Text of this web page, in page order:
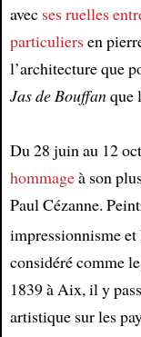
Article
avec ses ruelles
particuliersen
l’architecture que
Jas de Bouffanque
Du 28 juin au 12
hommageà son
Paul Cézanne.
impressionnisme
considéré comme
1839 à Aix, il y
artistique sur les